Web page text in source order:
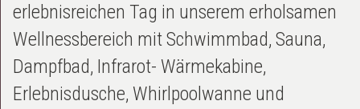
erlebnisreichen Tag in unserem erholsamen
Wellnessbereich mit Schwimmbad, Sauna,
Dampfbad, Infrarot- Wärmekabine,
Erlebnisdusche, Whirlpoolwanne und